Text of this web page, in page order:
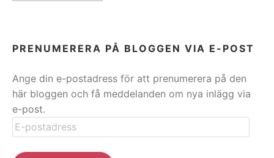
PRENUMERERA PÅ BLOGGEN VIA E-POST
Ange din e-postadress för att prenumerera på den
här bloggen och få meddelanden om nya inlägg via
e-post.
E-
postadress